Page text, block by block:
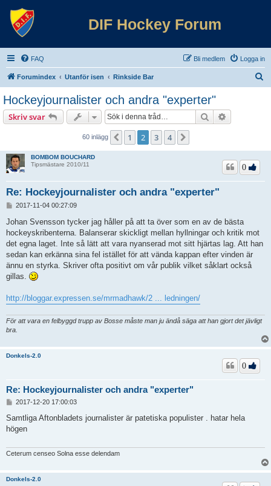
DIF Hockey Forum
FAQ Logga in
Bli medlem
Forumindex Utanför isen Rinkside Bar
Hockeyjournalister och andra "experter"
Skriv svar Sök
60 inlägg Föregående
1 2 3 4
BOMBOM BOUCHARD
Tipsmästare 2010/11
Re: Hockeyjournalister och andra "experter"
0
l
g
g
2017-11-04 00:27:09
Johan Svensson tycker jag håller på att ta över som en av de bästa
hockeyskribenterna. Balanserar skickligt mellan hyllningar och kritik mot
det egna laget. Inte så lätt att vara nyanserad mot sitt hjärtas lag. Att han
sedan kan erkänna sina fel istället för att vända kappan efter vinden är
ännu en styrka. Skriver ofta positivt om vår publik vilket såklart också
gillas.
http://bloggar.expressen.se/mrmadhawk/2 ... ledningen/
För att vara en felbyggd trupp av Bosse måste man ju ändå säga att han gjort det jävligt
bra.
Donkels-2.0
Re: Hockeyjournalister och andra "experter"
0
l
ä
g
2017-12-20 17:00:03
Samtliga Aftonbladets journalister är patetiska populister . hatar hela
högen
Ceterum censeo Solna esse delendam
Donkels-2.0